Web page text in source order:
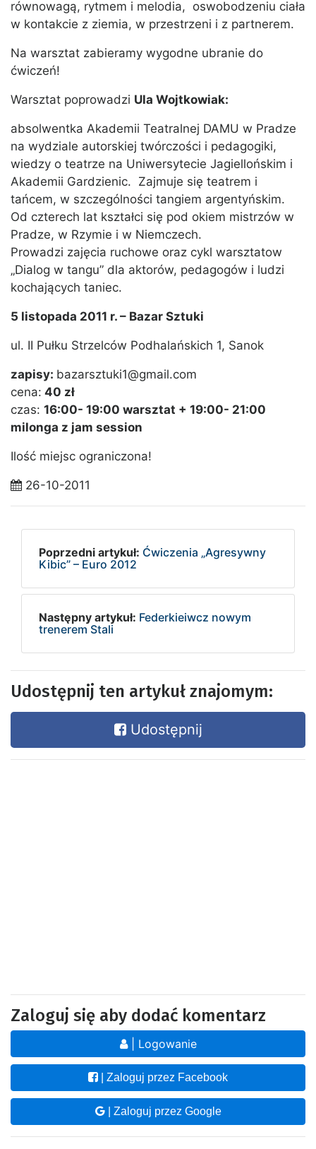
równowagą, rytmem i melodia, oswobodzeniu ciała
w kontakcie z ziemia, w przestrzeni i z partnerem.
Na warsztat zabieramy wygodne ubranie do
ćwiczeń!
Warsztat poprowadzi Ula Wojtkowiak:
absolwentka Akademii Teatralnej DAMU w Pradze
na wydziale autorskiej twórczości i pedagogiki,
wiedzy o teatrze na Uniwersytecie Jagiellońskim i
Akademii Gardzienic. Zajmuje się teatrem i
tańcem, w szczególności tangiem argentyńskim.
Od czterech lat kształci się pod okiem mistrzów w
Pradze, w Rzymie i w Niemczech.
Prowadzi zajęcia ruchowe oraz cykl warsztatow
„Dialog w tangu” dla aktorów, pedagogów i ludzi
kochających taniec.
5 listopada 2011 r. – Bazar Sztuki
ul. II Pułku Strzelców Podhalańskich 1, Sanok
zapisy: bazarsztuki1@gmail.com
cena: 40 zł
czas: 16:00- 19:00 warsztat + 19:00- 21:00
milonga z jam session
Ilość miejsc ograniczona!
26-10-2011
Poprzedni artykuł: Ćwiczenia „Agresywny
Kibic” – Euro 2012
Następny artykuł: Federkieiwcz nowym
trenerem Stali
Udostępnij ten artykuł znajomym:
Udostępnij
Zaloguj się aby dodać komentarz
| Logowanie
| Zaloguj przez Facebook
| Zaloguj przez Google